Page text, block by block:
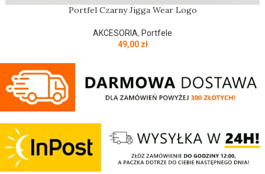
Portfel Czarny Jigga Wear Logo
AKCESORIA, Portfele
49,00 zł